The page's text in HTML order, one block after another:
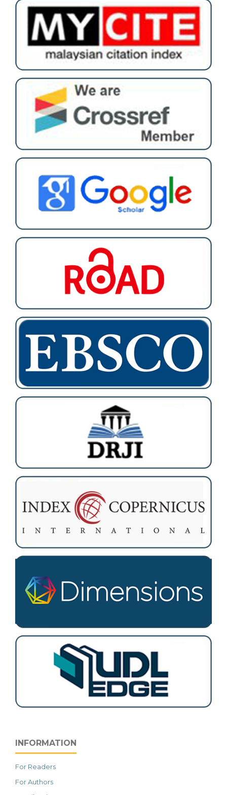
INFORMATION
For Readers
For Authors